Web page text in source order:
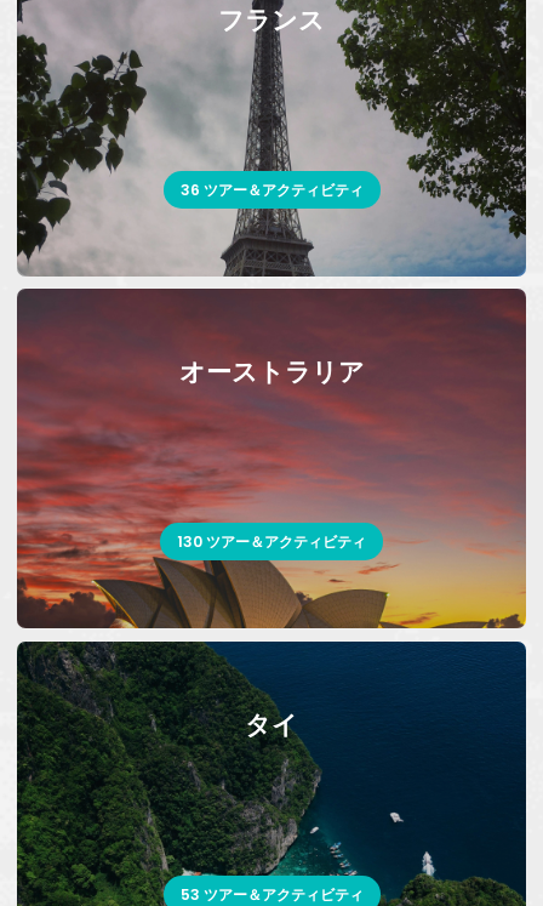
フランス
36 ツアー＆アクティビティ
オーストラリア
130 ツアー＆アクティビティ
タイ
53 ツアー＆アクティビティ